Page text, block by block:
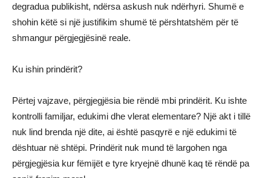
degradua publikisht, ndërsa askush nuk ndërhyri. Shumë e
shohin këtë si një justifikim shumë të përshtatshëm për të
shmangur përgjegjësinë reale.
Ku ishin prindërit?
Përtej vajzave, përgjegjësia bie rëndë mbi prindërit. Ku ishte
kontrolli familjar, edukimi dhe vlerat elementare? Një akt i tillë
nuk lind brenda një dite, ai është pasqyrë e një edukimi të
dështuar në shtëpi. Prindërit nuk mund të largohen nga
përgjegjësia kur fëmijët e tyre kryejnë dhunë kaq të rëndë pa